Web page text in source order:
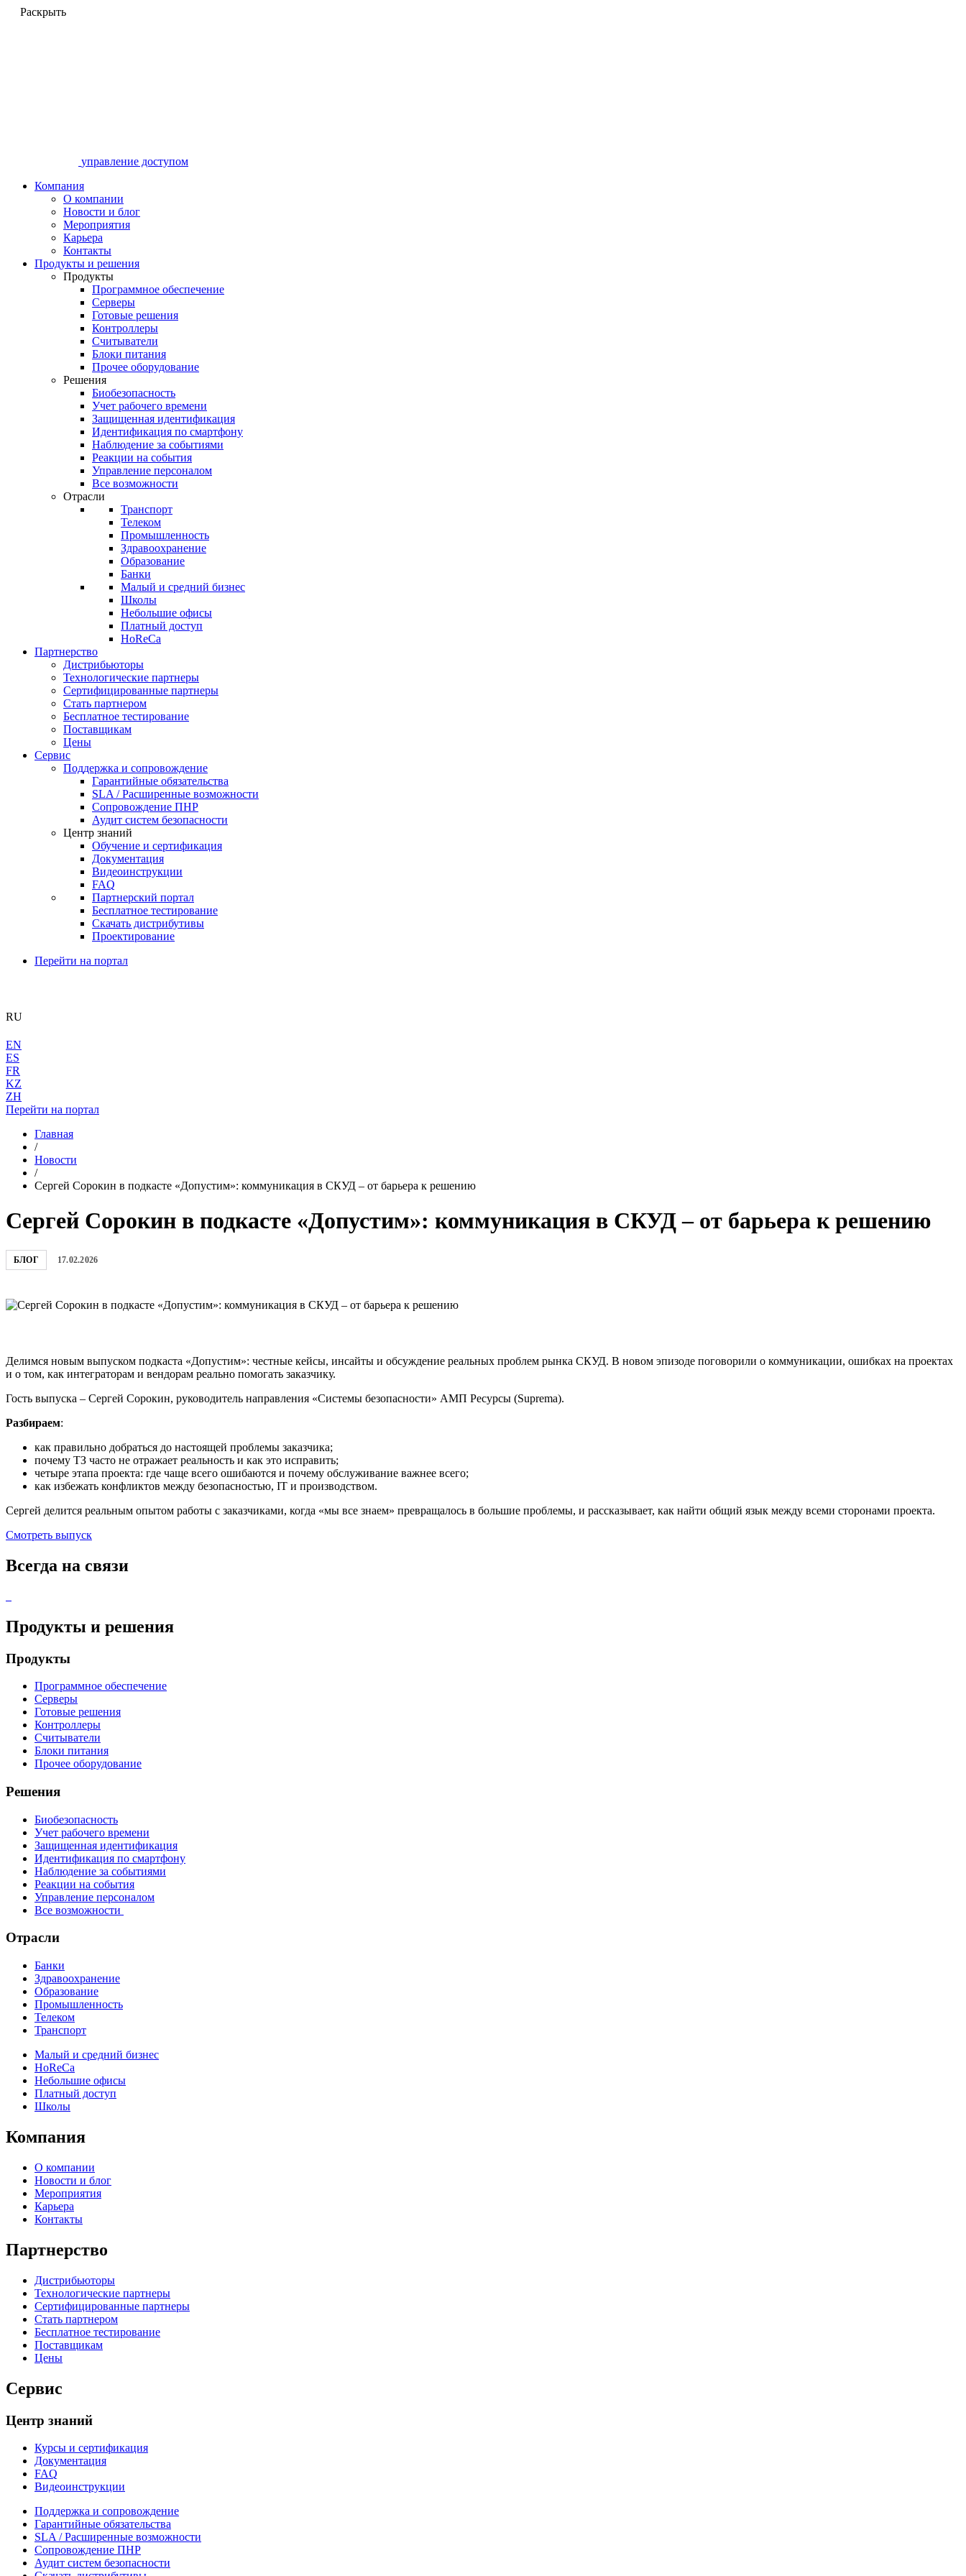
Раскрыть
управление доступом
Компания
О компании
Новости и блог
Мероприятия
Карьера
Контакты
Продукты и решения
Продукты
Программное обеспечение
Серверы
Готовые решения
Контроллеры
Считыватели
Блоки питания
Прочее оборудование
Решения
Биобезопасность
Учет рабочего времени
Защищенная идентификация
Идентификация по смартфону
Наблюдение за событиями
Реакции на события
Управление персоналом
Все возможности
Отрасли
Транспорт
Телеком
Промышленность
Здравоохранение
Образование
Банки
Малый и средний бизнес
Школы
Небольшие офисы
Платный доступ
HoReCa
Партнерство
Дистрибьюторы
Технологические партнеры
Сертифицированные партнеры
Стать партнером
Бесплатное тестирование
Поставщикам
Цены
Сервис
Поддержка и сопровождение
Гарантийные обязательства
SLA / Расширенные возможности
Сопровождение ПНР
Аудит систем безопасности
Центр знаний
Обучение и сертификация
Документация
Видеоинструкции
FAQ
Партнерский портал
Бесплатное тестирование
Скачать дистрибутивы
Проектирование
Перейти на портал
RU
EN
ES
FR
KZ
ZH
Перейти на портал
Главная
/
Новости
/
Сергей Сорокин в подкасте «Допустим»: коммуникация в СКУД – от барьера к решению
Сергей Сорокин в подкасте «Допустим»: коммуникация в СКУД – от барьера к решению
БЛОГ 17.02.2026
Делимся новым выпуском подкаста «Допустим»: честные кейсы, инсайты и обсуждение реальных проблем рынка СКУД. В новом эпизоде поговорили о коммуникации, ошибках на проектах
и о том, как интеграторам и вендорам реально помогать заказчику.
Гость выпуска – Сергей Сорокин, руководитель направления «Системы безопасности» АМП Ресурсы (Suprema).
Разбираем:
как правильно добраться до настоящей проблемы заказчика;
почему ТЗ часто не отражает реальность и как это исправить;
четыре этапа проекта: где чаще всего ошибаются и почему обслуживание важнее всего;
как избежать конфликтов между безопасностью, IT и производством.
Сергей делится реальным опытом работы с заказчиками, когда «мы все знаем» превращалось в большие проблемы, и рассказывает, как найти общий язык между всеми сторонами проекта.
Смотреть выпуск
Всегда на связи
Продукты и решения
Продукты
Программное обеспечение
Серверы
Готовые решения
Контроллеры
Считыватели
Блоки питания
Прочее оборудование
Решения
Биобезопасность
Учет рабочего времени
Защищенная идентификация
Идентификация по смартфону
Наблюдение за событиями
Реакции на события
Управление персоналом
Все возможности
Отрасли
Банки
Здравоохранение
Образование
Промышленность
Телеком
Транспорт
Малый и средний бизнес
HoReCa
Небольшие офисы
Платный доступ
Школы
Компания
О компании
Новости и блог
Мероприятия
Карьера
Контакты
Партнерство
Дистрибьюторы
Технологические партнеры
Сертифицированные партнеры
Стать партнером
Бесплатное тестирование
Поставщикам
Цены
Сервис
Центр знаний
Курсы и сертификация
Документация
FAQ
Видеоинструкции
Поддержка и сопровождение
Гарантийные обязательства
SLA / Расширенные возможности
Сопровождение ПНР
Аудит систем безопасности